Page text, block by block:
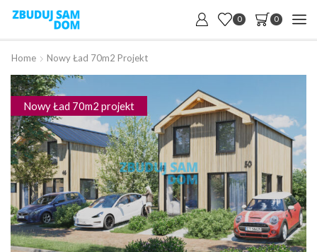
0 0
Home Nowy Ład 70m2 Projekt
Nowy Ład 70m2 projekt